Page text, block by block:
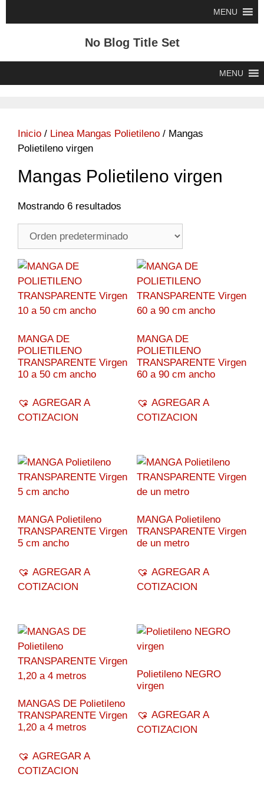
al
MENU
No Blog Title Set
MENU
Inicio / Linea Mangas Polietileno / Mangas
Polietileno virgen
Mangas Polietileno virgen
Mostrando 6 resultados
MANGA DE
POLIETILENO
TRANSPARENTE Virgen
10 a 50 cm ancho
AGREGAR A
COTIZACION
MANGA DE
POLIETILENO
TRANSPARENTE Virgen
60 a 90 cm ancho
AGREGAR A
COTIZACION
MANGA Polietileno
TRANSPARENTE Virgen
5 cm ancho
AGREGAR A
COTIZACION
MANGA Polietileno
TRANSPARENTE Virgen
de un metro
AGREGAR A
COTIZACION
MANGAS DE Polietileno
TRANSPARENTE Virgen
1,20 a 4 metros
AGREGAR A
COTIZACION
Polietileno NEGRO
virgen
AGREGAR A
COTIZACION